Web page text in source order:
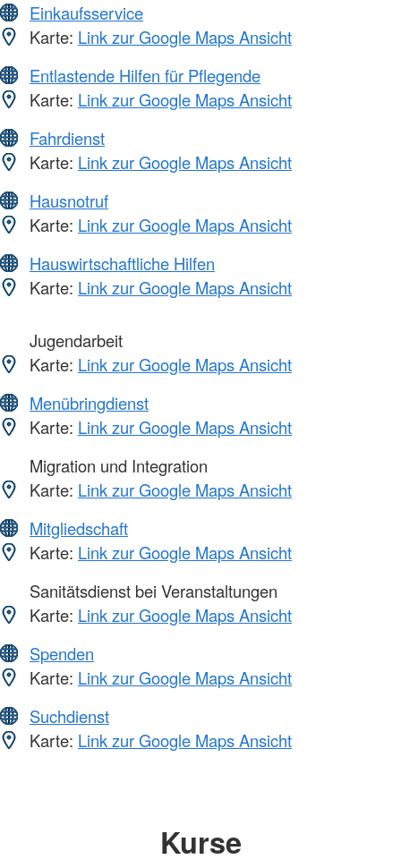
Einkaufsservice
Karte: Link zur Google Maps Ansicht
Entlastende Hilfen für Pflegende
Karte: Link zur Google Maps Ansicht
Fahrdienst
Karte: Link zur Google Maps Ansicht
Hausnotruf
Karte: Link zur Google Maps Ansicht
Hauswirtschaftliche Hilfen
Karte: Link zur Google Maps Ansicht
Jugendarbeit
Karte: Link zur Google Maps Ansicht
Menübringdienst
Karte: Link zur Google Maps Ansicht
Migration und Integration
Karte: Link zur Google Maps Ansicht
Mitgliedschaft
Karte: Link zur Google Maps Ansicht
Sanitätsdienst bei Veranstaltungen
Karte: Link zur Google Maps Ansicht
Spenden
Karte: Link zur Google Maps Ansicht
Suchdienst
Karte: Link zur Google Maps Ansicht
Kurse